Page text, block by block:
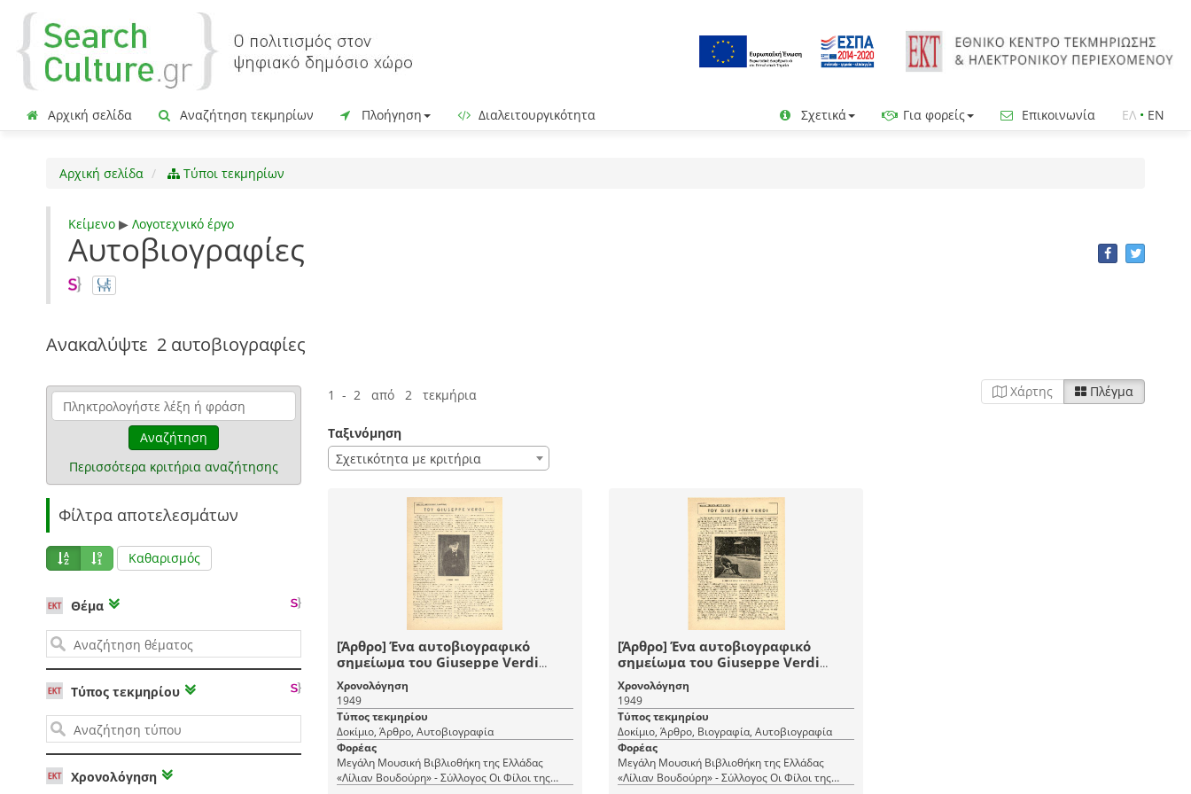
Αρχική σελίδα Αναζήτηση τεκμηρίων Πλοήγηση Διαλειτουργικότητα Σχετικά Για φορείς Επικοινωνία ΕΛ • EN
Αρχική σελίδα Τύποι τεκμηρίων
Κείμενο ▶ Λογοτεχνικό έργο
Αυτοβιογραφίες
Ανακαλύψτε 2 αυτοβιογραφίες
Αναζήτηση
Περισσότερα κριτήρια αναζήτησης
Φίλτρα αποτελεσμάτων
Καθαρισμός
Θέμα
Τύπος τεκμηρίου
Χρονολόγηση
1 - 2 από 2 τεκμήρια Χάρτης Πλέγμα
Ταξινόμηση
Σχετικότητα με κριτήρια
[Άρθρο] Ένα αυτοβιογραφικό
σημείωμα του Giuseppe Verdi
[Τζιουζέπε Βέρντι]
Χρονολόγηση
1949
Τύπος τεκμηρίου
Δοκίμιο, Άρθρο, Αυτοβιογραφία
Φορέας
Μεγάλη Μουσική Βιβλιοθήκη της Ελλάδας
«Λίλιαν Βουδούρη» - Σύλλογος Οι Φίλοι της
[Άρθρο] Ένα αυτοβιογραφικό
σημείωμα του Giuseppe Verdi
[Τζιουζέπε Βέρντι]
Χρονολόγηση
1949
Τύπος τεκμηρίου
Δοκίμιο, Άρθρο, Βιογραφία, Αυτοβιογραφία
Φορέας
Μεγάλη Μουσική Βιβλιοθήκη της Ελλάδας
«Λίλιαν Βουδούρη» - Σύλλογος Οι Φίλοι της